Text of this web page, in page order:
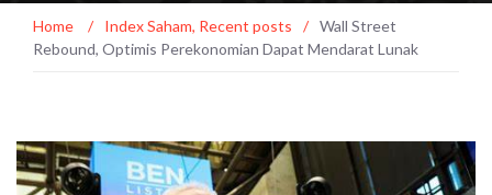
Home / Index Saham, Recent posts / Wall Street
Rebound, Optimis Perekonomian Dapat Mendarat Lunak